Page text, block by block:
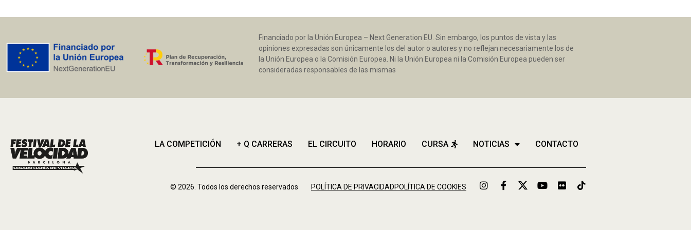
Financiado por la Unión Europea – Next Generation EU. Sin embargo, los puntos de vista y las
opiniones expresadas son únicamente los del autor o autores y no reflejan necesariamente los de
la Unión Europea o la Comisión Europea. Ni la Unión Europea ni la Comisión Europea pueden ser
consideradas responsables de las mismas
LA COMPETICIÓN + Q CARRERAS EL CIRCUITO HORARIO CURSA NOTICIAS CONTACTO
© 2026. Todos los derechos reservados POLÍTICA DE PRIVACIDADPOLÍTICA DE COOKIES